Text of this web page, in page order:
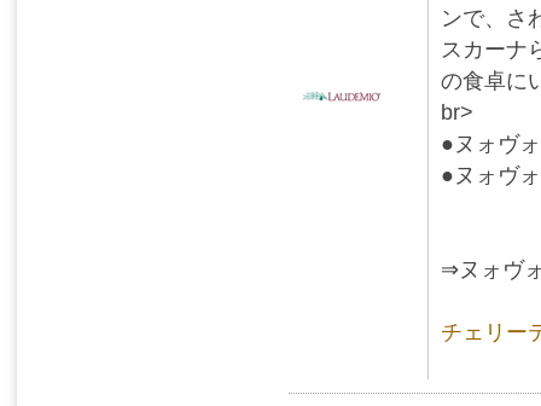
ンで、さ
スカーナ
の食卓に
br>
●ヌォヴ
●ヌォヴ
⇒ヌォヴ
チェリー